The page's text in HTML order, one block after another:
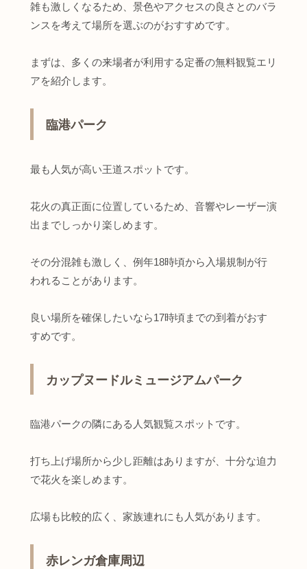
雑も激しくなるため、景色やアクセスの良さとのバラ
ンスを考えて場所を選ぶのがおすすめです。
まずは、多くの来場者が利用する定番の無料観覧エリ
アを紹介します。
臨港パーク
最も人気が高い王道スポットです。
花火の真正面に位置しているため、音響やレーザー演
出までしっかり楽しめます。
その分混雑も激しく、例年18時頃から入場規制が行
われることがあります。
良い場所を確保したいなら17時頃までの到着がおす
すめです。
カップヌードルミュージアムパーク
臨港パークの隣にある人気観覧スポットです。
打ち上げ場所から少し距離はありますが、十分な迫力
で花火を楽しめます。
広場も比較的広く、家族連れにも人気があります。
赤レンガ倉庫周辺